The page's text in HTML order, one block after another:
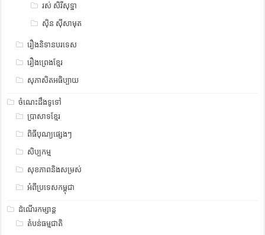
រស់ សិរីសុទ្ឋា
ស៊ិន ស៊ីសាមុត
រឿងនិទានបរទេស
រឿងព្រេងខ្មែរ
សុភាសិតអធិប្បាយ
ចំណេះដឹងទូទៅ
ប្រាសាទខ្មែរ
ពិធីបុណ្យផ្សេងៗ
សិប្បកម្ម
សុខភាពនិងសម្រស់
អំពីប្រទេសកម្ពុជា
ដំណើរកម្សាន្ត
តំបន់ធម្មជាតិ